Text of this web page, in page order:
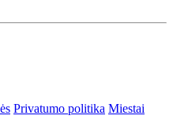
Privatumo politika Miestai